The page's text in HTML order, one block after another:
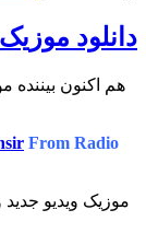
دانلود
هم اکنون بیننده
From Radio
موزیک ویدیو جدید